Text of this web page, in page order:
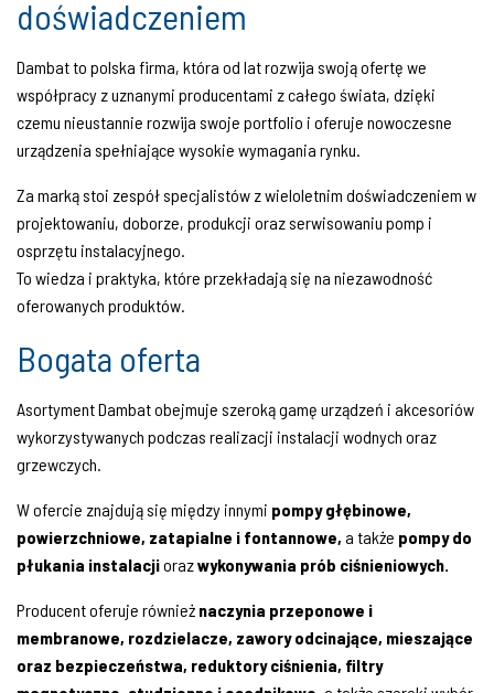
doświadczeniem
Dambat to polska firma, która od lat rozwija swoją ofertę we
współpracy z uznanymi producentami z całego świata, dzięki
czemu nieustannie rozwija swoje portfolio i oferuje nowoczesne
urządzenia spełniające wysokie wymagania rynku.
Za marką stoi zespół specjalistów z wieloletnim doświadczeniem w
projektowaniu, doborze, produkcji oraz serwisowaniu pomp i
osprzętu instalacyjnego.
To wiedza i praktyka, które przekładają się na niezawodność
oferowanych produktów.
Bogata oferta
Asortyment Dambat obejmuje szeroką gamę urządzeń i akcesoriów
wykorzystywanych podczas realizacji instalacji wodnych oraz
grzewczych.
W ofercie znajdują się między innymi pompy głębinowe,
powierzchniowe, zatapialne i fontannowe, a także pompy do
płukania instalacjiorazwykonywania prób ciśnieniowych.
Producent oferuje również naczynia przeponowe i
membranowe, rozdzielacze, zawory odcinające, mieszające
oraz bezpieczeństwa, reduktory ciśnienia, filtry